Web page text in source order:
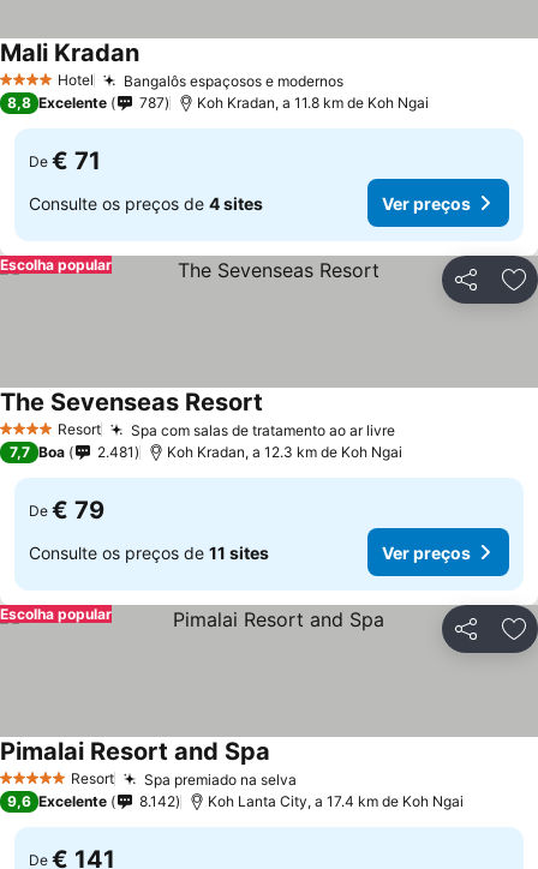
4 EstrelasHotel Bangalôs espaçosos e modernos
Mali Kradan
8,8 Excelente 787 Koh Kradan, a 11.8 km de Koh Ngai
De € 71
Consulte os preços de 4 sites Ver preços
Partilhar
Escolha popular
4 EstrelasResort Spa com salas de tratamento ao ar livre
The Sevenseas Resort
7,7 Boa 2.481 Koh Kradan, a 12.3 km de Koh Ngai
De € 79
Consulte os preços de 11 sites Ver preços
Partilhar
Escolha popular
5 Estrelas Resort Spa premiado na selva
Pimalai Resort and Spa
9,6 Excelente 8.142 Koh Lanta City, a 17.4 km de Koh Ngai
De € 141